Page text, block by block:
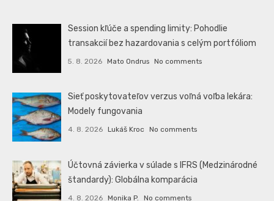
Session kľúče a spending limity: Pohodlie
transakcií bez hazardovania s celým portfóliom
5. 8. 2026 Mato Ondrus No comments
Sieť poskytovateľov verzus voľná voľba lekára:
Modely fungovania
4. 8. 2026 Lukáš Kroc No comments
Účtovná závierka v súlade s IFRS (Medzinárodné
štandardy): Globálna komparácia
4. 8. 2026 Monika P. No comments